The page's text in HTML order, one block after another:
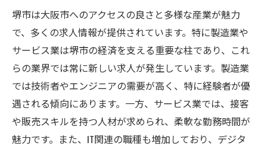
堺市は大阪市へのアクセスの良さと多様な産業が魅力
で、多くの求人情報が提供されています。特に製造業や
サービス業は堺市の経済を支える重要な柱であり、これ
らの業界では常に新しい求人が発生しています。製造業
では技術者やエンジニアの需要が高く、特に経験者が優
遇される傾向にあります。一方、サービス業では、接客
や販売スキルを持つ人材が求められ、柔軟な勤務時間が
魅力です。また、IT関連の職種も増加しており、デジタ